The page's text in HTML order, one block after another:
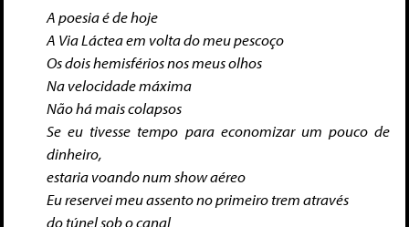
A poesia é de hoje
A Via Láctea em volta do meu pescoço
Os dois hemisférios nos meus olhos
Na velocidade máxima
Não há mais colapsos
Se eu tivesse tempo para economizar um pouco de
dinheiro,
estaria voando num show aéreo
Eu reservei meu assento no primeiro trem através
do túnel sob o canal